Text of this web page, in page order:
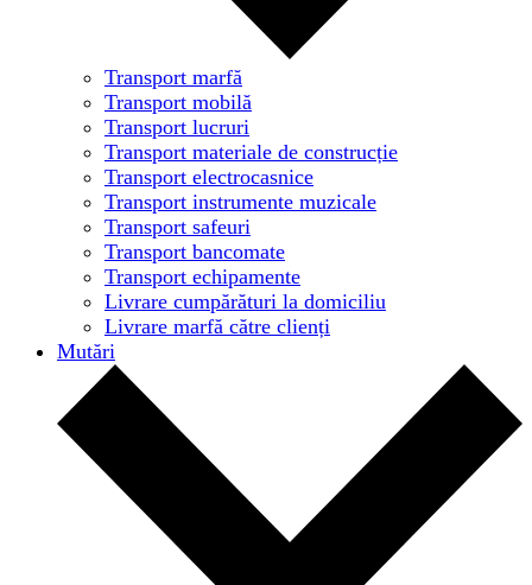
Transport marfă
Transport mobilă
Transport lucruri
Transport materiale de construcție
Transport electrocasnice
Transport instrumente muzicale
Transport safeuri
Transport bancomate
Transport echipamente
Livrare cumpărături la domiciliu
Livrare marfă către clienți
Mutări